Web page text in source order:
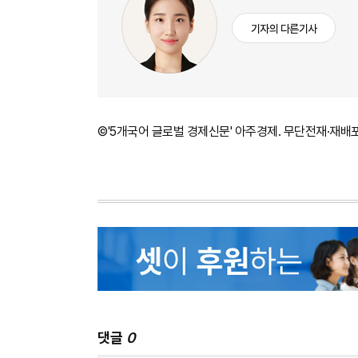
기자의 다른기사
©'5개국어 글로벌 경제신문' 아주경제. 무단전재·재배
댓글 0